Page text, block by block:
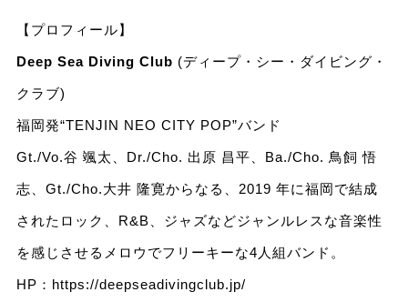
【プロフィール】
Deep Sea Diving Club (ディープ・シー・ダイビング・
クラブ)
福岡発“TENJIN NEO CITY POP”バンド
Gt./Vo.谷 颯太、Dr./Cho. 出原 昌平、Ba./Cho. 鳥飼 悟
志、Gt./Cho.大井 隆寛からなる、2019 年に福岡で結成
されたロック、R&B、ジャズなどジャンルレスな音楽性
を感じさせるメロウでフリーキーな4人組バンド。
HP： https://deepseadivingclub.jp/